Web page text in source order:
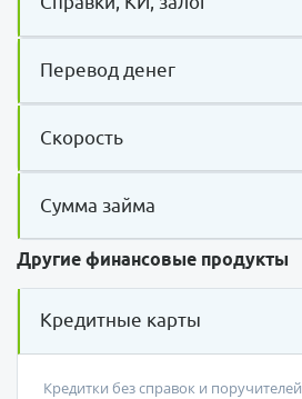
Перевод денег
Скорость
Сумма займа
Другие финансовые продукты
Кредитные карты
Кредитки без справок и поручителей